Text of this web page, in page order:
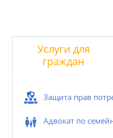
Услуги для
граждан
Защита прав
Адвокат по